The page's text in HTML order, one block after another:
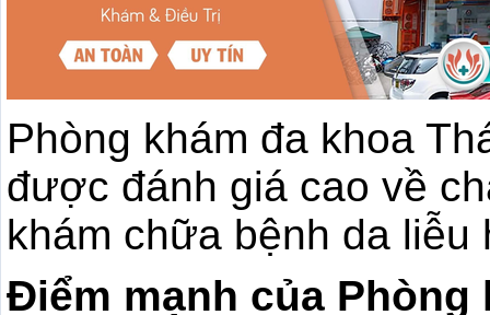
Phòng khám đa khoa
được đánh giá cao về
khám chữa bệnh da liễu
Điểm mạnh của Phòng